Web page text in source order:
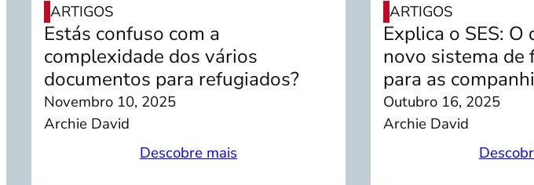
ARTIGOS
Estás confuso com a
complexidade dos vários
documentos para refugiados?
Novembro 10, 2025
Archie David
Descobre mais
ARTIGOS
Explica o SES:
novo sistema de
para as
Outubro 16, 2025
Archie David